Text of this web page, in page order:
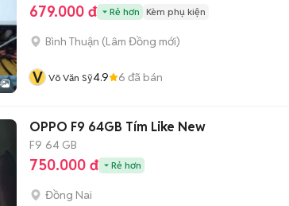
679.000 đ Rẻ hơn Kèm phụ kiện
Bình Thuận (Lâm Đồng mới)
V Võ Văn Sỹ4.9 6 đã bán
OPPO F9 64GB Tím Like New
F9 64 GB
750.000 đ Rẻ hơn
Đồng Nai